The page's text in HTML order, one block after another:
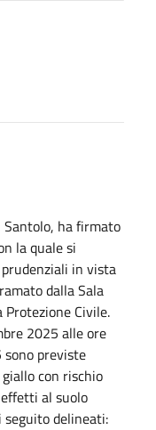
Santolo, ha firmato
la quale si
in vista
dalla Sala
Civile.
2025 alle ore
previste
con rischio
al suolo
seguito delineati: